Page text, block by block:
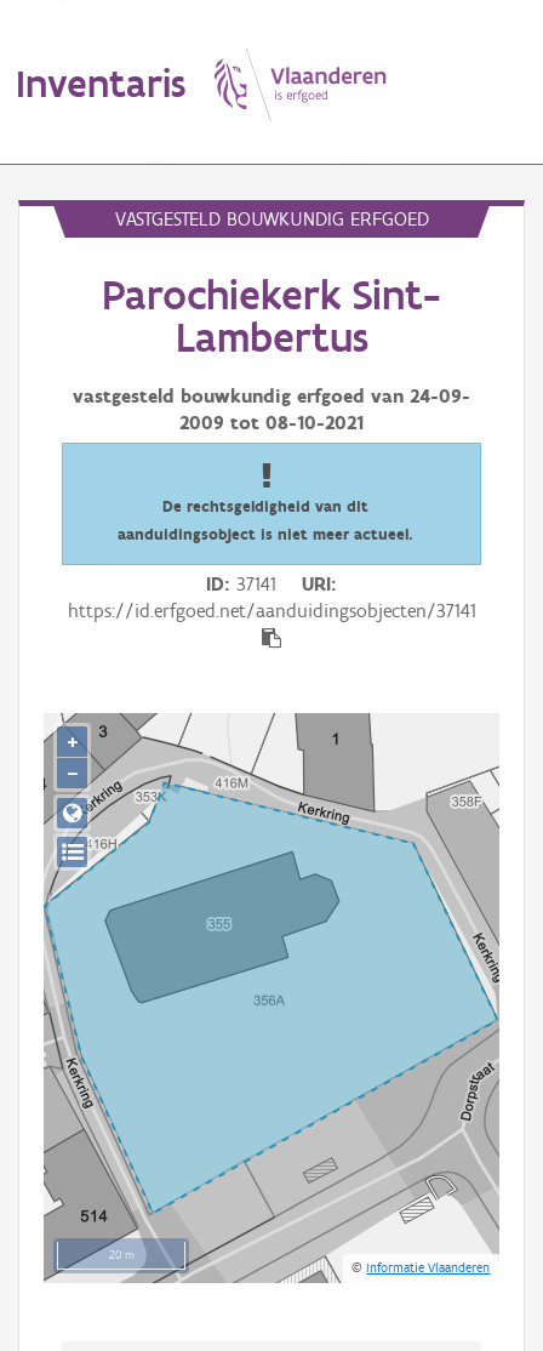
Inventaris
Erfgoedobject
Waarneming
Downloads
Aanmelden
VASTGESTELD BOUWKUNDIG ERFGOED
Parochiekerk Sint-
Lambertus
vastgesteld bouwkundig erfgoed van 24-09-
2009 tot 08-10-2021
De rechtsgeldigheid van dit
aanduidingsobject is niet meer actueel.
ID 37141
URI
https://id.erfgoed.net/aanduidingsobjecten/37141
20 m
©Informatie Vlaanderen
+
−